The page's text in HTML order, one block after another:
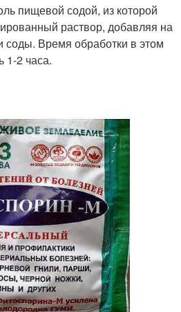
пищевой содой, из которой
раствор, добавляя на
соды. Время обработки в этом
1-2 часа.